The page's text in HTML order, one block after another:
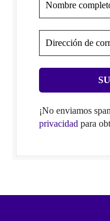
¡No enviamos
privacidad para